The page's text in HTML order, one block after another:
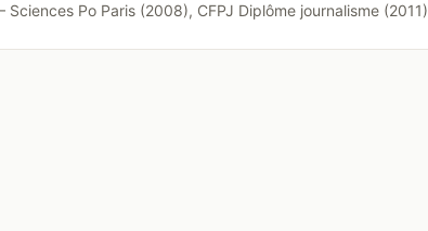
Po Paris (2008), CFPJ Diplôme journalisme (2011)